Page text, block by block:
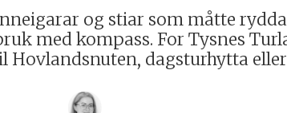
og stiar som måtte
med kompass. For Tysnes
dagsturhytta